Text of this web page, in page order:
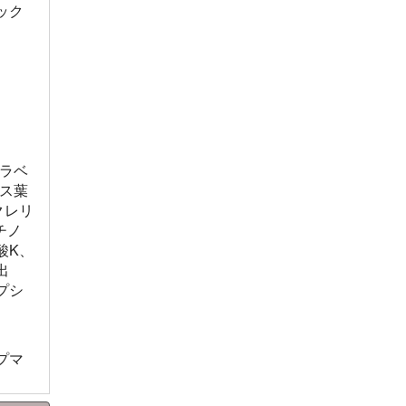
ク
ベ
葉
リ
ノ
、
シ
マ